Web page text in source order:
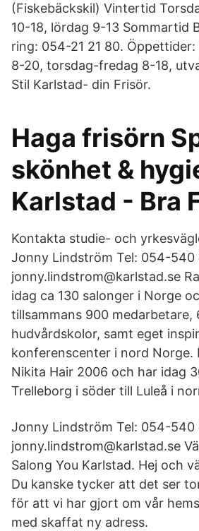
(Fiskebäckskil) Vintertid
10-18, lördag 9-13 Sommartid
ring: 054-21 21 80.
8-20, torsdag-fredag 8-18,
Stil Karlstad- din Frisör.
Haga frisörn
skönhet &
Karlstad - Bra
Kontakta studie- och
Jonny Lindström Tel: 054-540
jonny.lindstrom@karlstad.se
idag ca 130 salonger i Norge
tillsammans 900 medarbetare,
hudvårdskolor, samt eget
konferenscenter i nord Norge.
Nikita Hair 2006 och har idag
Trelleborg i söder till Luleå i
Jonny Lindström Tel: 054-540
jonny.lindstrom@karlstad.se
Salong You Karlstad. Hej och
Du kanske tycker att det ser
för att vi har gjort om vår
med skaffat ny adress.